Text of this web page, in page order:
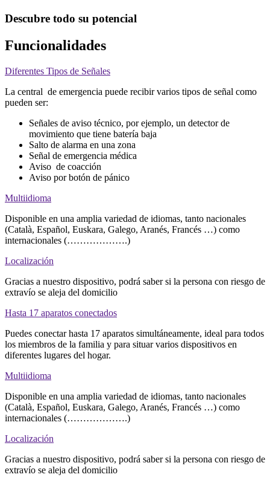
Descubre todo su potencial
Funcionalidades
Diferentes Tipos de Señales
La central de emergencia puede recibir varios tipos de señal como
pueden ser:
Señales de aviso técnico, por ejemplo, un detector de
movimiento que tiene batería baja
Salto de alarma en una zona
Señal de emergencia médica
Aviso de coacción
Aviso por botón de pánico
Multiidioma
Disponible en una amplia variedad de idiomas, tanto nacionales
(Català, Español, Euskara, Galego, Aranés, Francés …) como
internacionales (……………….)
Localización
Gracias a nuestro dispositivo, podrá saber si la persona con riesgo de
extravío se aleja del domicilio
Hasta 17 aparatos conectados
Puedes conectar hasta 17 aparatos simultáneamente, ideal para todos
los miembros de la familia y para situar varios dispositivos en
diferentes lugares del hogar.
Multiidioma
Disponible en una amplia variedad de idiomas, tanto nacionales
(Català, Español, Euskara, Galego, Aranés, Francés …) como
internacionales (……………….)
Localización
Gracias a nuestro dispositivo, podrá saber si la persona con riesgo de
extravío se aleja del domicilio